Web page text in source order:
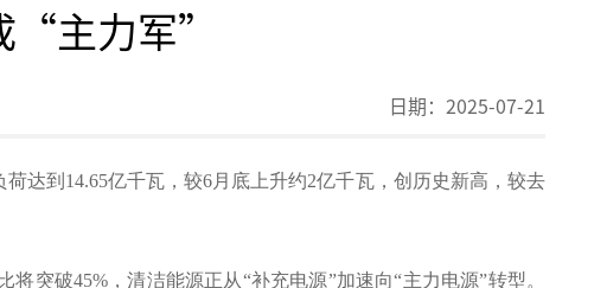
“主力军”
日期： 2025-07-21
达到14.65亿千瓦，较6月底上升约2亿千瓦，创历史新高，较去
突破45%，清洁能源正从“补充电源”加速向“主力电源”转型。